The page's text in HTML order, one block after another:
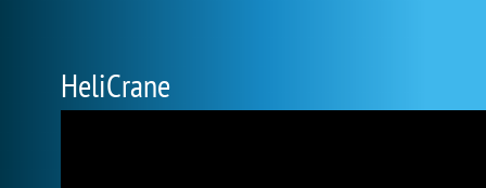
HeliCrane